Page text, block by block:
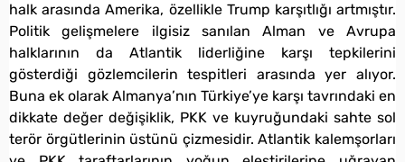
halk arasında Amerika, özellikle Trump karşıtlığı artmıştır.
Politik gelişmelere ilgisiz sanılan Alman ve Avrupa
halklarının da Atlantik liderliğine karşı tepkilerini
gösterdiği gözlemcilerin tespitleri arasında yer alıyor.
Buna ek olarak Almanya’nın Türkiye’ye karşı tavrındaki en
dikkate değer değişiklik, PKK ve kuyruğundaki sahte sol
terör örgütlerinin üstünü çizmesidir. Atlantik kalemşorları